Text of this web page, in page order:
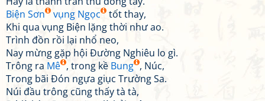
Biện Sơn
vụng Ngọc
tốt thay,
Khi qua vụng Biện lặng thời như ao.
Trình đồn rồi lại nhổ neo,
Nay mừng gặp hội Đường Nghiêu lo gì.
Trông ra Mê , trong kề Bung , Núc,
Trong bãi Đón ngựa giục Trường Sa.
Núi đầu trông cũng thấy tà tà,